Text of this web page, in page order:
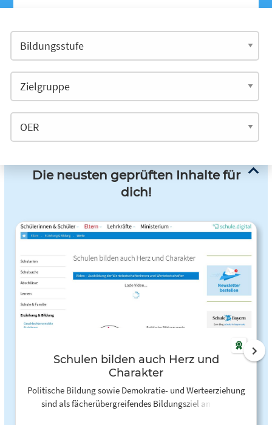
Die neusten geprüften Inhalte für
dich!
Schulen bilden auch Herz und
Charakter
Politische Bildung sowie Demokratie- und Werteerziehung
sind als fächerübergreifendes Bildungsziel an allen